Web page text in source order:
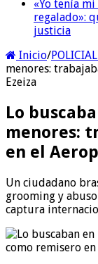
«Yo tenía
regalado»:
justicia
Inicio/
menores:
Ezeiza
Lo
menores:
en el
Un ciudadano
grooming y
captura